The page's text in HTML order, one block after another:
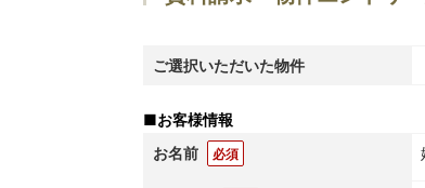
ご選択いただいた物件
■お客様情報
お名前
必須